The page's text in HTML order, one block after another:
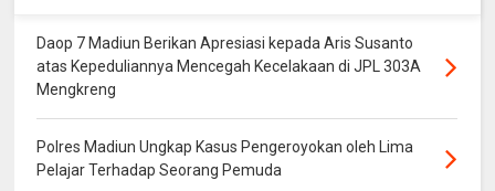
Daop 7 Madiun Berikan Apresiasi kepada Aris Susanto
atas Kepeduliannya Mencegah Kecelakaan di JPL 303A
Mengkreng
Polres Madiun Ungkap Kasus Pengeroyokan oleh Lima
Pelajar Terhadap Seorang Pemuda